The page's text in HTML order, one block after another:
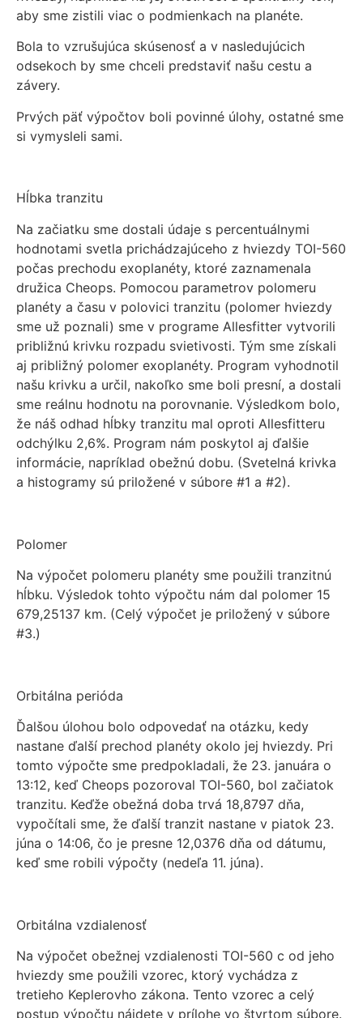
aby sme zistili viac o podmienkach na planéte.
Bola to vzrušujúca skúsenosť a v nasledujúcich
odsekoch by sme chceli predstaviť našu cestu a
závery.
Prvých päť výpočtov boli povinné úlohy, ostatné sme
si vymysleli sami.
Hĺbka tranzitu
Na začiatku sme dostali údaje s percentuálnymi
hodnotami svetla prichádzajúceho z hviezdy TOI-560
počas prechodu exoplanéty, ktoré zaznamenala
družica Cheops. Pomocou parametrov polomeru
planéty a času v polovici tranzitu (polomer hviezdy
sme už poznali) sme v programe Allesfitter vytvorili
približnú krivku rozpadu svietivosti. Tým sme získali
aj približný polomer exoplanéty. Program vyhodnotil
našu krivku a určil, nakoľko sme boli presní, a dostali
sme reálnu hodnotu na porovnanie. Výsledkom bolo,
že náš odhad hĺbky tranzitu mal oproti Allesfitteru
odchýlku 2,6%. Program nám poskytol aj ďalšie
informácie, napríklad obežnú dobu. (Svetelná krivka
a histogramy sú priložené v súbore #1 a #2).
Polomer
Na výpočet polomeru planéty sme použili tranzitnú
hĺbku. Výsledok tohto výpočtu nám dal polomer 15
679,25137 km. (Celý výpočet je priložený v súbore
#3.)
Orbitálna perióda
Ďalšou úlohou bolo odpovedať na otázku, kedy
nastane ďalší prechod planéty okolo jej hviezdy. Pri
tomto výpočte sme predpokladali, že 23. januára o
13:12, keď Cheops pozoroval TOI-560, bol začiatok
tranzitu. Keďže obežná doba trvá 18,8797 dňa,
vypočítali sme, že ďalší tranzit nastane v piatok 23.
júna o 14:06, čo je presne 12,0376 dňa od dátumu,
keď sme robili výpočty (nedeľa 11. júna).
Orbitálna vzdialenosť
Na výpočet obežnej vzdialenosti TOI-560 c od jeho
hviezdy sme použili vzorec, ktorý vychádza z
tretieho Keplerovho zákona. Tento vzorec a celý
postup výpočtu nájdete v prílohe vo štvrtom súbore.